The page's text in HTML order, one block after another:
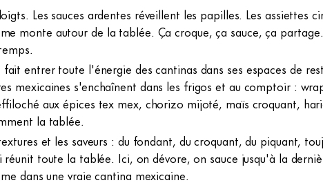
Les sauces ardentes réveillent les papilles. Les assiettes
monte autour de la tablée. Ça croque, ça sauce, ça
entrer toute l'énergie des cantinas dans ses espaces de
mexicaines s'enchaînent dans les frigos et au comptoir :
aux épices tex mex, chorizo mijoté, maïs croquant,
la tablée.
et les saveurs : du fondant, du croquant, du piquant,
toute la tablée. Ici, on dévore, on sauce jusqu'à la
dans une vraie cantina mexicaine.